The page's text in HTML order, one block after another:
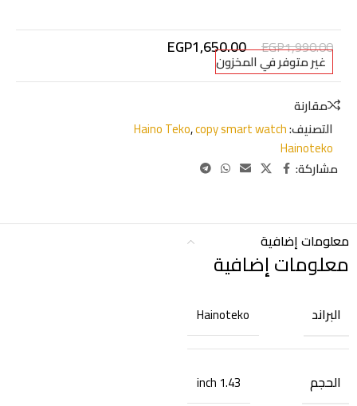
EGP1,990.00
EGP1,650.00
غير متوفر في المخزون
مقارنة
التصنيف:
Haino Teko,copy smart watch
Hainoteko
مشاركة:
معلومات إضافية
معلومات إضافية
البراند Hainoteko
الحجم 1.43 inch